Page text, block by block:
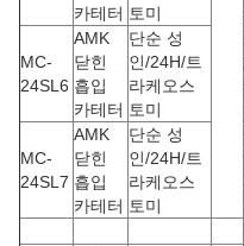
카테터 토미
MC-
24SL6
AMK
닫힌
흡입
카테터
단순 성
인/24H/트
라케오스
토미
MC-
24SL7
AMK
닫힌
흡입
카테터
단순 성
인/24H/트
라케오스
토미